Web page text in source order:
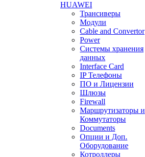
HUAWEI
Трансиверы
Модули
Cable and Convertor
Power
Системы хранения
данных
Interface Card
IP Телефоны
ПО и Лицензии
Шлюзы
Firewall
Маршрутизаторы и
Коммутаторы
Documents
Опции и Доп.
Оборудование
Котроллеры